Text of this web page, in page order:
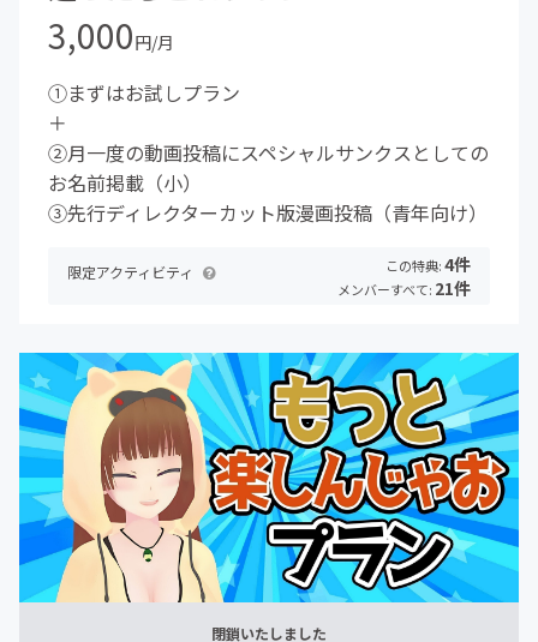
3,000円/月
①まずはお試しプラン
＋
②月一度の動画投稿にスペシャルサンクスとしての
お名前掲載（小）
③先行ディレクターカット版漫画投稿（青年向け）
限定アクティビティ この特典:4件
メンバーすべて: 21件
閉鎖いたしました